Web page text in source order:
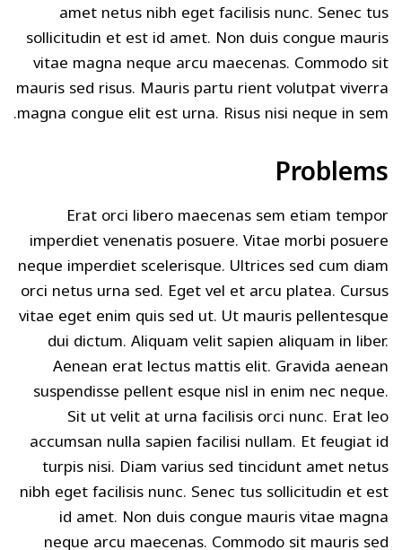
amet netus nibh eget facilisis nunc. Senec tus
sollicitudin et est id amet. Non duis congue mauris
vitae magna neque arcu maecenas. Commodo sit
mauris sed risus. Mauris partu rient volutpat viverra
magna congue elit est urna. Risus nisi neque in sem.
Problems
Erat orci libero maecenas sem etiam tempor
imperdiet venenatis posuere. Vitae morbi posuere
neque imperdiet scelerisque. Ultrices sed cum diam
orci netus urna sed. Eget vel et arcu platea. Cursus
vitae eget enim quis sed ut. Ut mauris pellentesque
dui dictum. Aliquam velit sapien aliquam in liber.
Aenean erat lectus mattis elit. Gravida aenean
suspendisse pellent esque nisl in enim nec neque.
Sit ut velit at urna facilisis orci nunc. Erat leo
accumsan nulla sapien facilisi nullam. Et feugiat id
turpis nisi. Diam varius sed tincidunt amet netus
nibh eget facilisis nunc. Senec tus sollicitudin et est
id amet. Non duis congue mauris vitae magna
neque arcu maecenas. Commodo sit mauris sed